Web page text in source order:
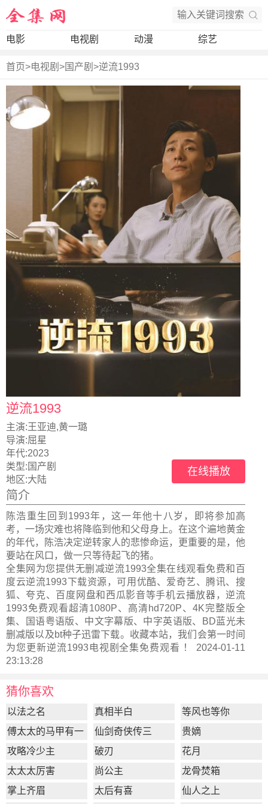
电影 电视剧 动漫 综艺
首页>电视剧 >国产剧 >逆流1993
逆流1993
主演:王亚迪,黄一璐
导演:屈星
年代:2023
类型: 国产剧
地区:大陆
在线播放
简介
陈浩重生回到1993年，这一年他十八岁，即将参加高
考，一场灾难也将降临到他和父母身上。在这个遍地黄金
的年代，陈浩决定逆转家人的悲惨命运，更重要的是，他
要站在风口，做一只等待起飞的猪。
全集网为您提供无删减逆流1993全集在线观看免费和百
度云逆流1993下载资源，可用优酷、爱奇艺、腾讯、搜
狐、夸克、百度网盘和西瓜影音等手机云播放器，逆流
1993免费观看超清1080P、高清hd720P、4K完整版全
集、国语粤语版、中文字幕版、中字英语版、BD蓝光未
删减版以及bt种子迅雷下载。收藏本站，我们会第一时间
为您更新逆流1993电视剧全集免费观看 ！ 2024-01-11
23:13:28
猜你喜欢
以法之名 真相半白
等风也等你
傅太太的马甲有一
点多
仙剑奇侠传三
贵嫡
攻略冷少主
破刃
花月
太太太厉害
尚公主
龙骨焚箱
掌上齐眉
太后有喜 仙人之上